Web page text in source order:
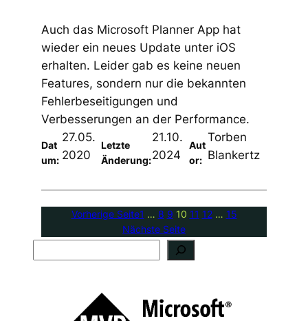
Auch das Microsoft Planner App hat
wieder ein neues Update unter iOS
erhalten. Leider gab es keine neuen
Features, sondern nur die bekannten
Fehlerbeseitigungen und
Verbesserungen an der Performance.
Dat
um:
27.05.
2020
Letzte
Änderung:
21.10.
2024
Aut
or:
Torben
Blankertz
Vorherige Seite1 … 8 9 10 11 12 … 15
Nächste Seite